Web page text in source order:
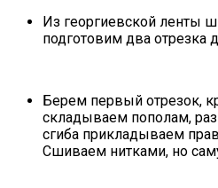
Из георгиевской ленты
подготовим два отрезка
Берем первый отрезок,
складываем пополам,
сгиба прикладываем
Сшиваем нитками, но